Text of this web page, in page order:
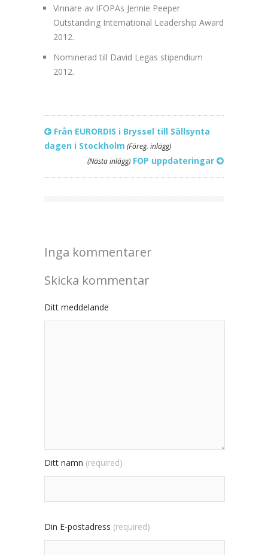
Vinnare av IFOPAs Jennie Peeper
Outstanding International Leadership Award
2012.
Nominerad till David Legas stipendium
2012.
Från EURORDIS i Bryssel till Sällsynta
dagen i Stockholm (Föreg. inlägg)
(Nästa inlägg) FOP uppdateringar
Inga kommentarer
Skicka kommentar
Ditt meddelande
Ditt namn (required)
Din E-postadress (required)